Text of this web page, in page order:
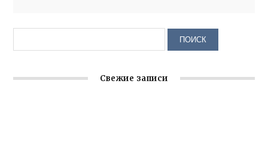
Свежие записи